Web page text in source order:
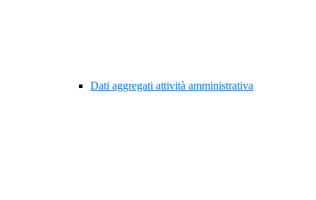
Dati aggregati attività amministrativa